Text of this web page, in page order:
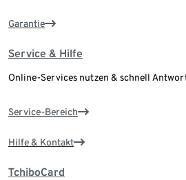
Garantie
Service & Hilfe
Online-Services nutzen & schnell
Service-Bereich
Hilfe & Kontakt
TchiboCard